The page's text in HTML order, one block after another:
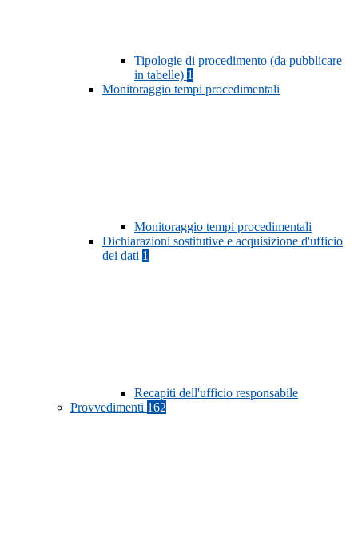
Tipologie di procedimento (da pubblicare
in tabelle) 1
Monitoraggio tempi procedimentali
Monitoraggio tempi procedimentali
Dichiarazioni sostitutive e acquisizione d'ufficio
dei dati 1
Recapiti dell'ufficio responsabile
Provvedimenti 162